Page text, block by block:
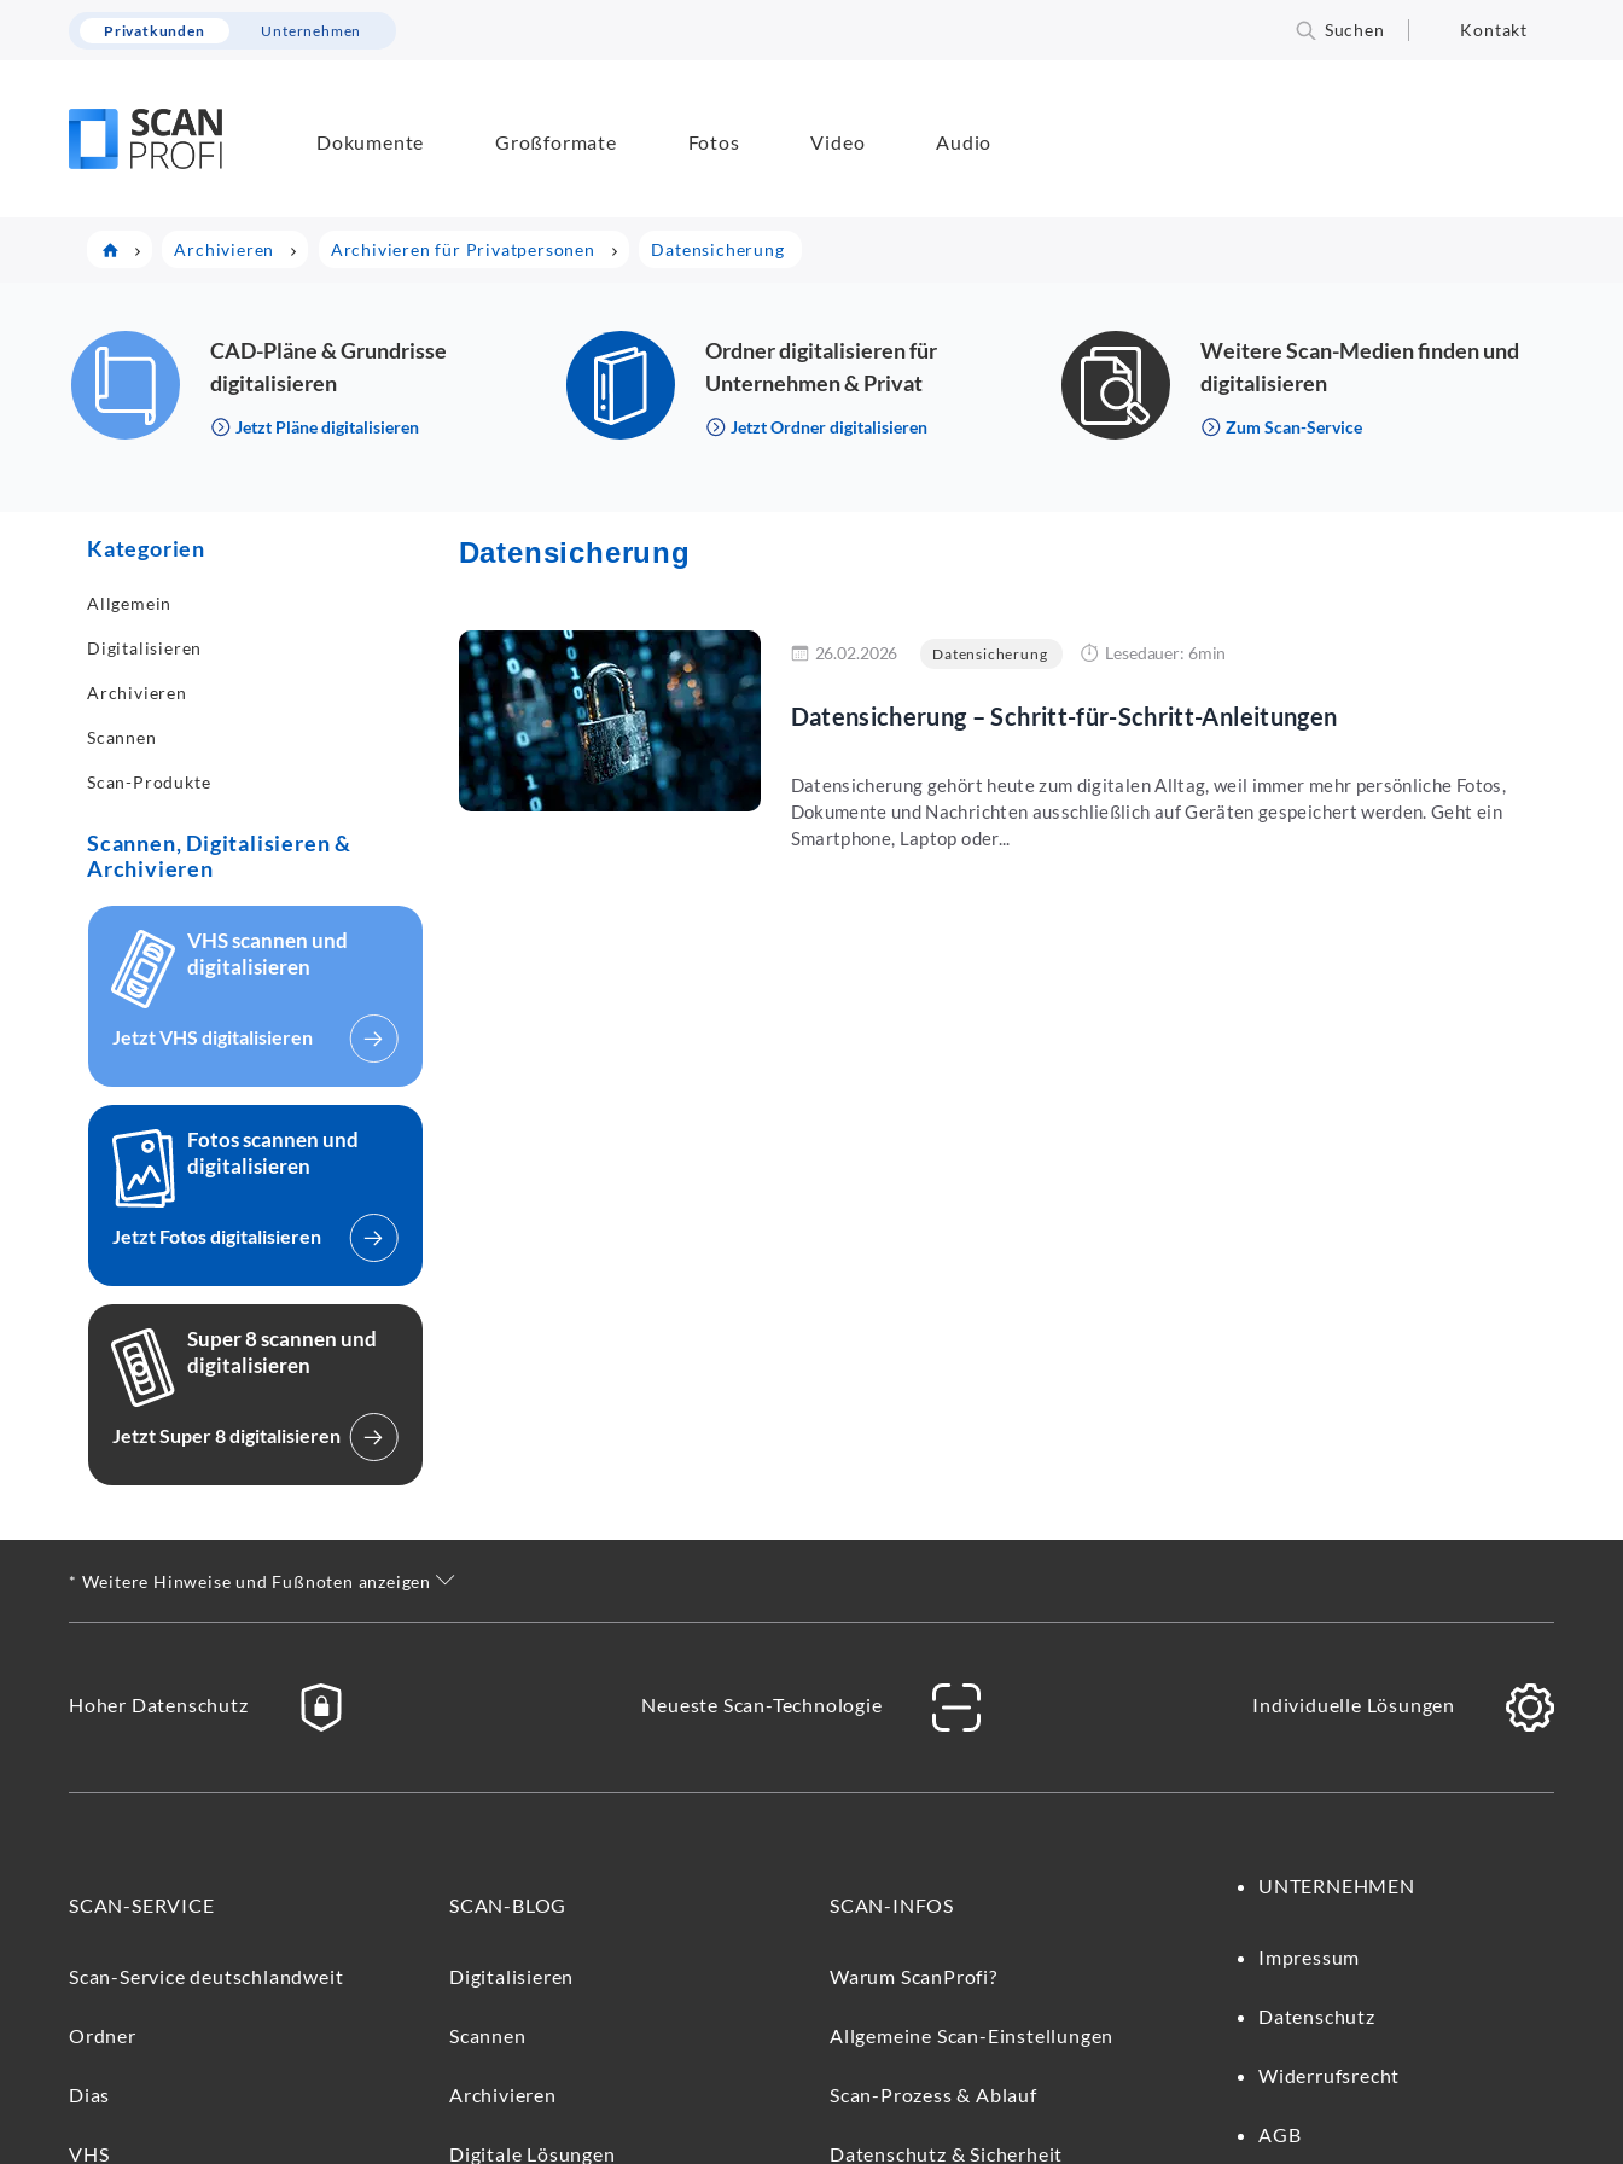
Privatkunden Unternehmen Suchen Kontakt
Dokumente Großformate Fotos Video Audio
Archivieren Archivieren für Privatpersonen Datensicherung
CAD-Pläne & Grundrisse
digitalisieren
Jetzt Pläne digitalisieren
Ordner digitalisieren für
Unternehmen & Privat
Jetzt Ordner digitalisieren
Weitere Scan-Medien finden und
digitalisieren
Zum Scan-Service
Kategorien
Allgemein
Digitalisieren
Archivieren
Scannen
Scan-Produkte
Scannen, Digitalisieren &
Archivieren
VHS scannen und
digitalisieren
Jetzt VHS digitalisieren
Fotos scannen und
digitalisieren
Jetzt Fotos digitalisieren
Super 8 scannen und
digitalisieren
Jetzt Super 8 digitalisieren
Datensicherung
mehr lesen 26.02.2026 Datensicherung Lesedauer: 6min
Datensicherung – Schritt-für-Schritt-Anleitungen
Datensicherung gehört heute zum digitalen Alltag, weil immer mehr persönliche Fotos,
Dokumente und Nachrichten ausschließlich auf Geräten gespeichert werden. Geht ein
Smartphone, Laptop oder...
* Weitere Hinweise und Fußnoten anzeigen
Hoher Datenschutz Neueste Scan-Technologie Individuelle Lösungen
SCAN-SERVICE
Scan-Service deutschlandweit
Ordner
Dias
VHS
SCAN-BLOG
Digitalisieren
Scannen
Archivieren
Digitale Lösungen
SCAN-INFOS
Warum ScanProfi?
Allgemeine Scan-Einstellungen
Scan-Prozess & Ablauf
Datenschutz & Sicherheit
UNTERNEHMEN
Impressum
Datenschutz
Widerrufsrecht
AGB